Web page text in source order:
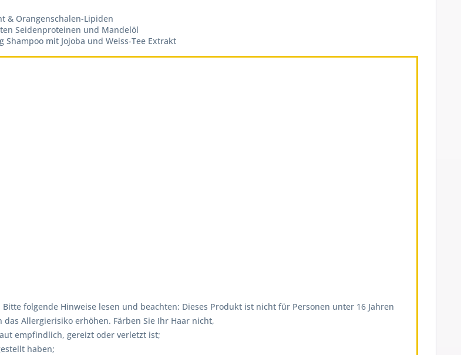
& Orangenschalen-Lipiden
Seidenproteinen und Mandelöl
mit Jojoba und Weiss-Tee Extrakt
folgende Hinweise lesen und beachten: Dieses Produkt ist nicht für Personen unter 16 Jahren
Allergierisiko erhöhen. Färben Sie Ihr Haar nicht,
empfindlich, gereizt oder verletzt ist;
haben;